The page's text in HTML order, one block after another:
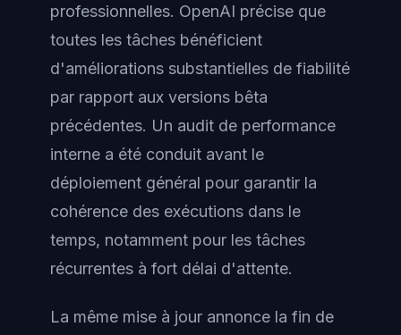
professionnelles. OpenAI précise que
toutes les tâches bénéficient
d'améliorations substantielles de fiabilité
par rapport aux versions bêta
précédentes. Un audit de performance
interne a été conduit avant le
déploiement général pour garantir la
cohérence des exécutions dans le
temps, notamment pour les tâches
récurrentes à fort délai d'attente.
La même mise à jour annonce la fin de